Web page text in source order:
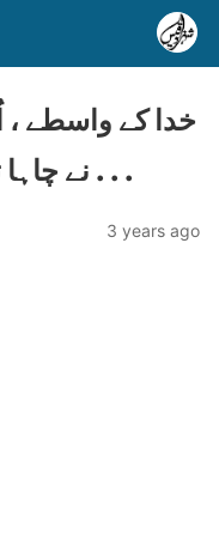
نے چاہا تو دُشمن بھی کام کر دے گا . . .
3 years ago